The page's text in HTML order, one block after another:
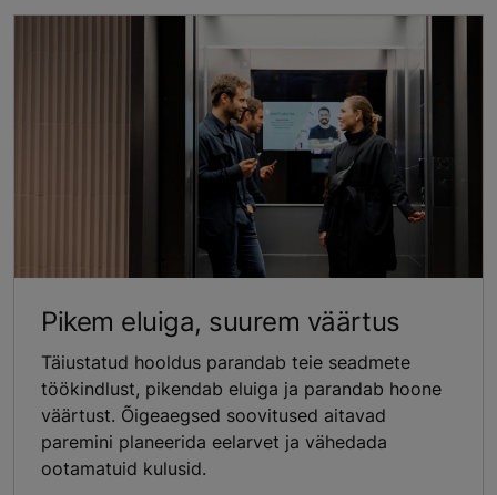
Pikem eluiga, suurem väärtus
Täiustatud hooldus parandab teie seadmete
töökindlust, pikendab eluiga ja parandab hoone
väärtust. Õigeaegsed soovitused aitavad
paremini planeerida eelarvet ja vähedada
ootamatuid kulusid.